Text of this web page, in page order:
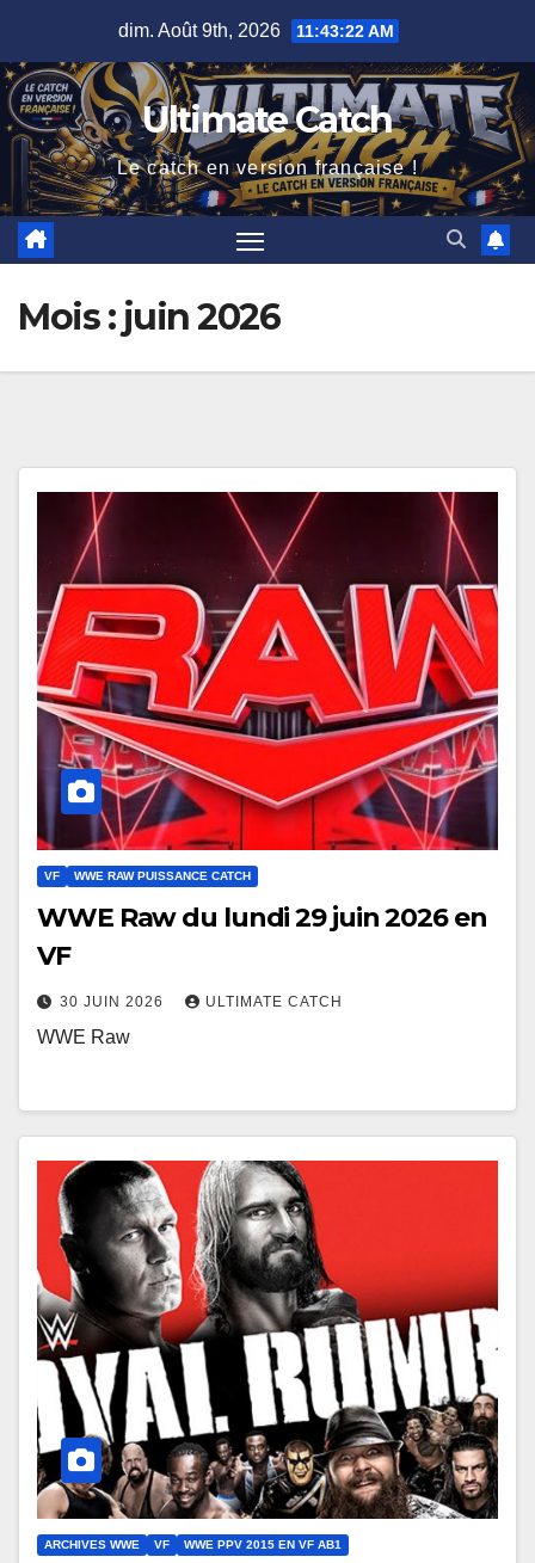
content
dim. Août 9th, 2026 11:43:23 AM
Ultimate Catch
Le catch en version française !
Mois : juin 2026
VF WWE RAW PUISSANCE CATCH
WWE Raw du lundi 29 juin 2026 en
VF
30 JUIN 2026 ULTIMATE CATCH
WWE Raw
ARCHIVES WWE VF WWE PPV 2015 EN VF AB1